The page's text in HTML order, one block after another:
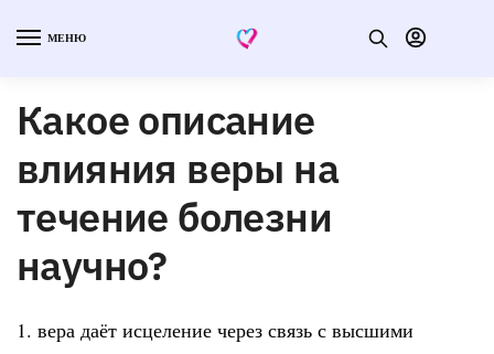
МЕНЮ
Какое описание
влияния веры на
течение болезни
научно?
1. вера даёт исцеление через связь с высшими